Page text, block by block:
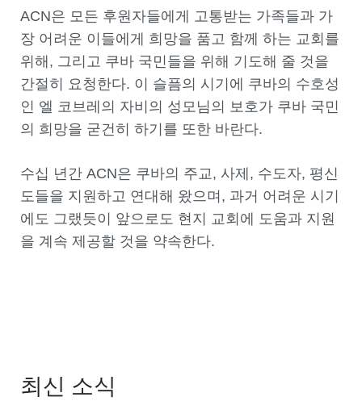
ACN은 모든 후원자들에게 고통받는 가족들과 가
장 어려운 이들에게 희망을 품고 함께 하는 교회를
위해, 그리고 쿠바 국민들을 위해 기도해 줄 것을
간절히 요청한다. 이 슬픔의 시기에 쿠바의 수호성
인 엘 코브레의 자비의 성모님의 보호가 쿠바 국민
의 희망을 굳건히 하기를 또한 바란다.
수십 년간 ACN은 쿠바의 주교, 사제, 수도자, 평신
도들을 지원하고 연대해 왔으며, 과거 어려운 시기
에도 그랬듯이 앞으로도 현지 교회에 도움과 지원
을 계속 제공할 것을 약속한다.
최신 소식